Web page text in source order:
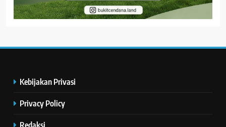
Kebijakan Privasi
Privacy Policy
Redaksi